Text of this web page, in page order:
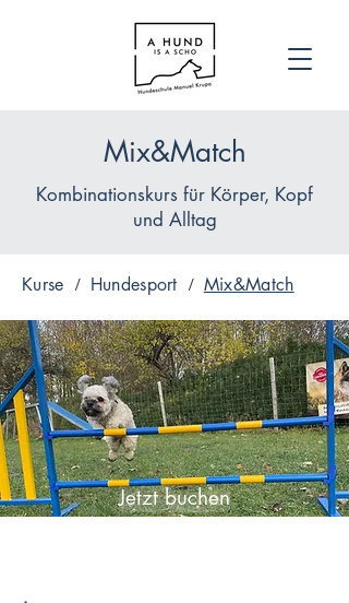
Mix&Match
Kombinationskurs für Körper, Kopf
und Alltag
Kurse / Hundesport / Mix&Match
Jetzt buchen